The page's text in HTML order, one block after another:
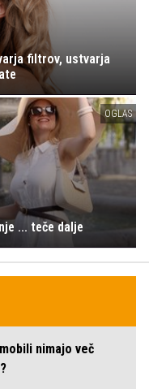
filtrov, ustvarja
OGLAS
... teče dalje
nimajo več